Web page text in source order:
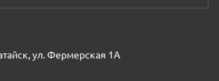
ул. Фермерская 1А